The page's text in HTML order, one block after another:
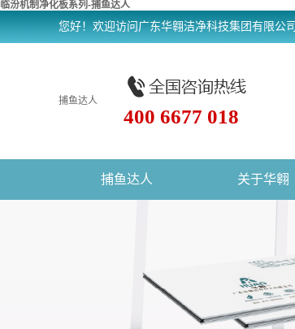
临汾机制净化板系列-捕鱼达人
您好！欢迎访问广东华翱洁净科技集团有限公
捕鱼达人
400 6677 018
捕鱼达人 关于华翱